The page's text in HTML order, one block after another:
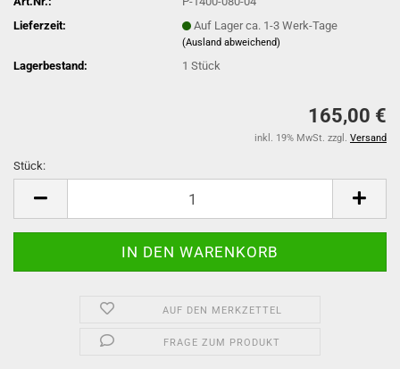
Lieferzeit:
Auf Lager ca. 1-3 Werk-Tage
(Ausland abweichend)
Lagerbestand: 1Stück
165,00 €
inkl. 19% MwSt. zzgl. Versand
Stück:
AUF DEN MERKZETTEL
FRAGE ZUM PRODUKT